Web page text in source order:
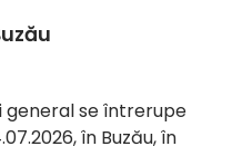
general se întrerupe
în Buzău, în